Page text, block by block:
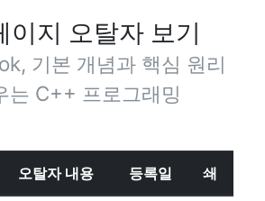
이지 오탈자 보기
기본 개념과 핵심 원리
는 C++ 프로그래밍
오탈자 내용 등록일 쇄